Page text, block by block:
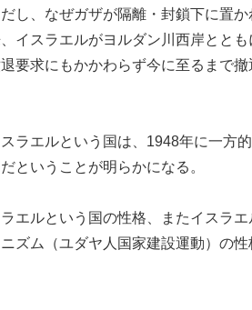
し、なぜガザが隔離・封鎖下に置
イスラエルがヨルダン川西岸ととも
要求にもかかわらず今に至るまで
ラエルという国は、1948年に一方
ということが明らかになる。
エルという国の性格、またイスラエ
ズム（ユダヤ人国家建設運動）の